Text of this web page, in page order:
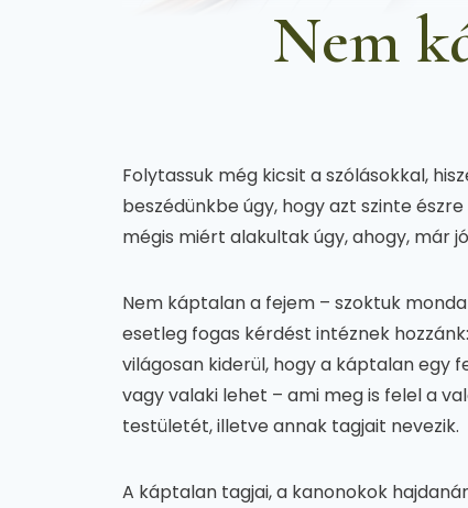
Nem
Folytassuk még kicsit a szólásokkal,
beszédünkbe úgy, hogy azt szinte
mégis miért alakultak úgy, ahogy, már
Nem káptalan a fejem – szoktuk
esetleg fogas kérdést intéznek
világosan kiderül, hogy a káptalan
vagy valaki lehet – ami meg is felel a
testületét, illetve annak tagjait nevezik.
A káptalan tagjai, a kanonokok